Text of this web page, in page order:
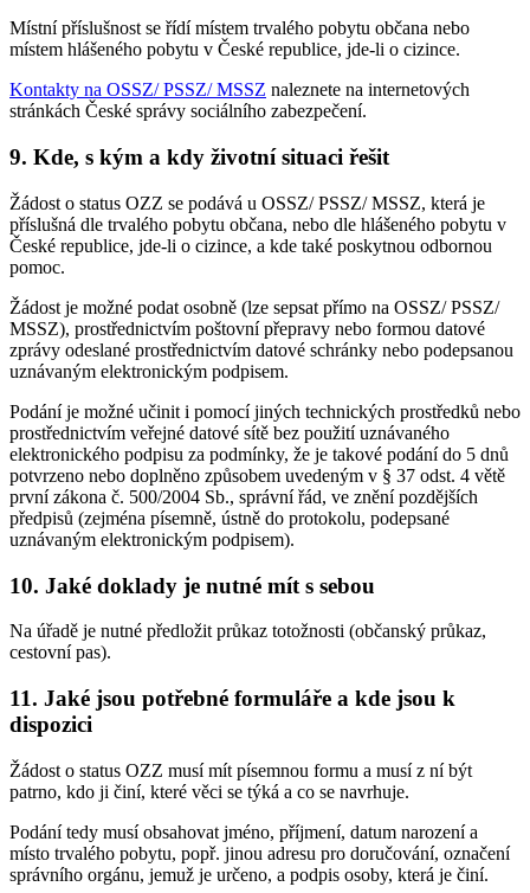
Místní příslušnost se řídí místem trvalého pobytu občana nebo
místem hlášeného pobytu v České republice, jde-li o cizince.
Kontakty na OSSZ/ PSSZ/ MSSZ naleznete na internetových
stránkách České správy sociálního zabezpečení.
9. Kde, s kým a kdy životní situaci řešit
Žádost o status OZZ se podává u OSSZ/ PSSZ/ MSSZ, která je
příslušná dle trvalého pobytu občana, nebo dle hlášeného pobytu v
České republice, jde-li o cizince, a kde také poskytnou odbornou
pomoc.
Žádost je možné podat osobně (lze sepsat přímo na OSSZ/ PSSZ/
MSSZ), prostřednictvím poštovní přepravy nebo formou datové
zprávy odeslané prostřednictvím datové schránky nebo podepsanou
uznávaným elektronickým podpisem.
Podání je možné učinit i pomocí jiných technických prostředků nebo
prostřednictvím veřejné datové sítě bez použití uznávaného
elektronického podpisu za podmínky, že je takové podání do 5 dnů
potvrzeno nebo doplněno způsobem uvedeným v § 37 odst. 4 větě
první zákona č. 500/2004 Sb., správní řád, ve znění pozdějších
předpisů (zejména písemně, ústně do protokolu, podepsané
uznávaným elektronickým podpisem).
10. Jaké doklady je nutné mít s sebou
Na úřadě je nutné předložit průkaz totožnosti (občanský průkaz,
cestovní pas).
11. Jaké jsou potřebné formuláře a kde jsou k
dispozici
Žádost o status OZZ musí mít písemnou formu a musí z ní být
patrno, kdo ji činí, které věci se týká a co se navrhuje.
Podání tedy musí obsahovat jméno, příjmení, datum narození a
místo trvalého pobytu, popř. jinou adresu pro doručování, označení
správního orgánu, jemuž je určeno, a podpis osoby, která je činí.